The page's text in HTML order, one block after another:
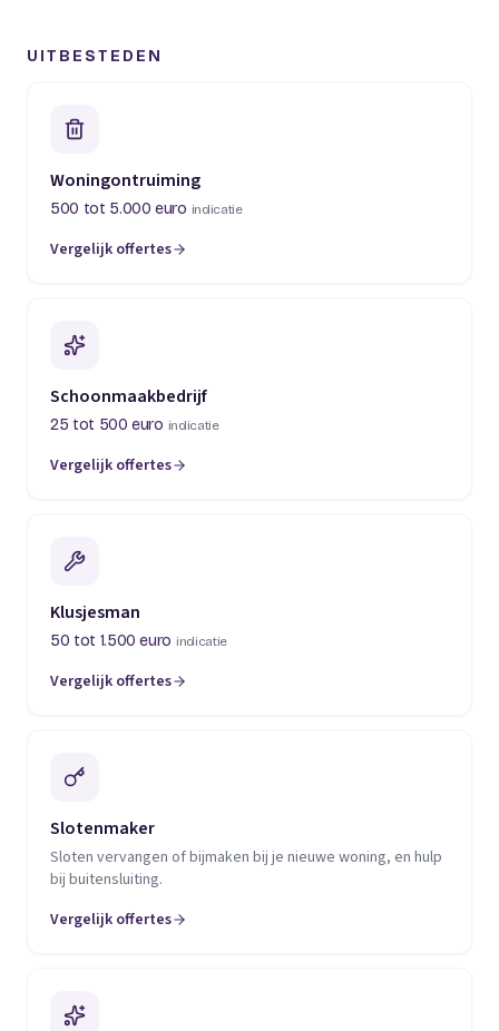
UITBESTEDEN
Woningontruiming
500 tot 5.000 euro indicatie
Vergelijk offertes
(opent in een nieuw tabblad)
Schoonmaakbedrijf
25 tot 500 euro indicatie
Vergelijk offertes
(opent in een nieuw tabblad)
Klusjesman
50 tot 1.500 euro indicatie
Vergelijk offertes
(opent in een nieuw tabblad)
Slotenmaker
Sloten vervangen of bijmaken bij je nieuwe woning, en hulp
bij buitensluiting.
Vergelijk offertes
(opent in een nieuw tabblad)